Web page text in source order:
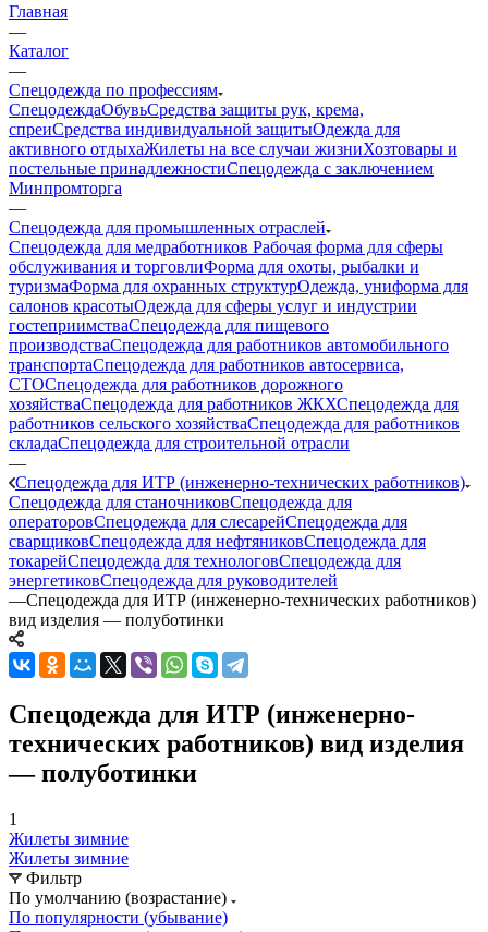
Главная
—
Каталог
—
Спецодежда по профессиям
СпецодеждаОбувьСредства защиты рук, крема,
спреиСредства индивидуальной защитыОдежда для
активного отдыхаЖилеты на все случаи жизниХозтовары и
постельные принадлежностиСпецодежда с заключением
Минпромторга
—
Спецодежда для промышленных отраслей
Спецодежда для медработников Рабочая форма для сферы
обслуживания и торговлиФорма для охоты, рыбалки и
туризмаФорма для охранных структурОдежда, униформа для
салонов красотыОдежда для сферы услуг и индустрии
гостеприимстваСпецодежда для пищевого
производстваСпецодежда для работников автомобильного
транспортаСпецодежда для работников автосервиса,
СТОСпецодежда для работников дорожного
хозяйстваСпецодежда для работников ЖКХСпецодежда для
работников сельского хозяйстваСпецодежда для работников
складаСпецодежда для строительной отрасли
—
Спецодежда для ИТР (инженерно-технических работников)
Спецодежда для станочниковСпецодежда для
операторовСпецодежда для слесарейСпецодежда для
сварщиковСпецодежда для нефтяниковСпецодежда для
токарейСпецодежда для технологовСпецодежда для
энергетиковСпецодежда для руководителей
—Спецодежда для ИТР (инженерно-технических работников)
вид изделия — полуботинки
Спецодежда для ИТР (инженерно-
технических работников) вид изделия
— полуботинки
1
Жилеты зимние
Жилеты зимние
Фильтр
По умолчанию (возрастание)
По популярности (убывание)